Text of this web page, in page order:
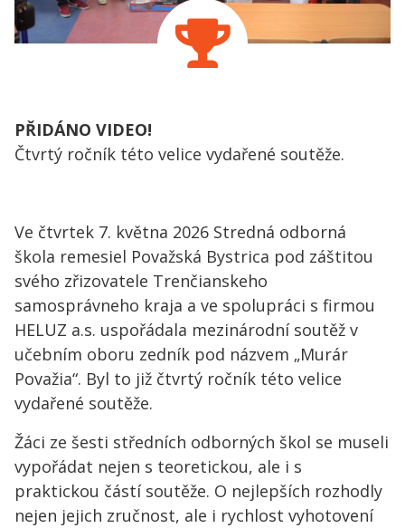
PŘIDÁNO VIDEO!
Čtvrtý ročník této velice vydařené soutěže.
Ve čtvrtek 7. května 2026 Stredná odborná
škola remesiel Považská Bystrica pod záštitou
svého zřizovatele Trenčianskeho
samosprávneho kraja a ve spolupráci s firmou
HELUZ a.s. uspořádala mezinárodní soutěž v
učebním oboru zedník pod názvem „Murár
Považia“. Byl to již čtvrtý ročník této velice
vydařené soutěže.
Žáci ze šesti středních odborných škol se museli
vypořádat nejen s teoretickou, ale i s
praktickou částí soutěže. O nejlepších rozhodly
nejen jejich zručnost, ale i rychlost vyhotovení